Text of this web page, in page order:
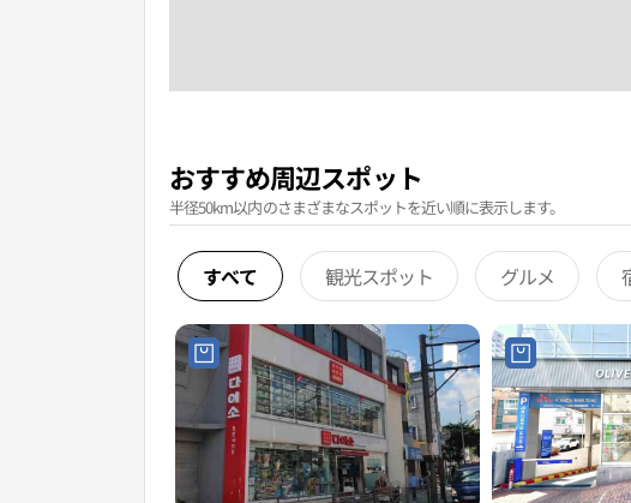
おすすめ周辺スポット
半径50km以内のさまざまなスポットを近い順に表示します。
すべて 観光スポット グルメ